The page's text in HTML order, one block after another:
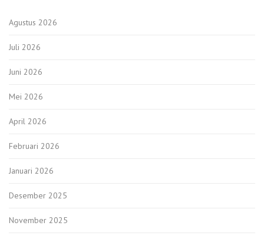
Agustus 2026
Juli 2026
Juni 2026
Mei 2026
April 2026
Februari 2026
Januari 2026
Desember 2025
November 2025